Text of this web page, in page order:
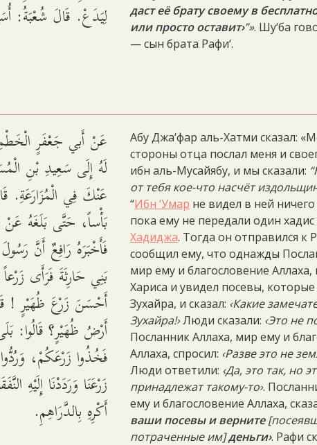
لِيَدَعْ. قَالَ شُعْبَةُ:
даст её брату своему в
или просто оставит›”». Шу‘ба
— сын брата Рафи‘.
عَنْ أَبي جَعْفَرٍ
لَهُ إِلَى سَعِيدِ بْنِ
عَنْكَ فِي الْمُزَارَعَةِ.
بَأْساً، حَتَّى بَلَغَهُ
فَأَخْبَرَهُ رَافِعٌ أَنَّ
بَنِي حَارِثَةَ فَرَأَى
أَحْسَنَ زَرْعَ ظُهَيْرٍ !
أَرْضُ ظُهَيْرٍ؟ قَالُوا:
فَخُذُوا زَرْعَكُمْ،
زَرْعَنَا وَرَدَدْنَا إِلَيْهِ
أَكْرِهِ بِالدَّرَاهِمِ.
Абу Джа‘фар аль-Хатми сказал:
стороны отца послал меня и
ибн аль-Мусайябу, и мы сказали:
от тебя кое-что насчёт
“Ибн ‘Умар не видел в ней
пока ему не передали один хадис
Хадиджа. Тогда он отправился к
сообщил ему, что однажды
мир ему и благословение
Хариса и увидел посевы,
Зухайра, и сказал: ‹Какие
Зухайра!›Люди сказали: ‹Это не
Посланник Аллаха, мир ему и
Аллаха, спросил: ‹Разве это не
Люди ответили: ‹Да, это так, но
принадлежат такому-то›.
ему и благословение Аллаха,
ваши посевы и верните
потраченные им]деньги›. Рафи